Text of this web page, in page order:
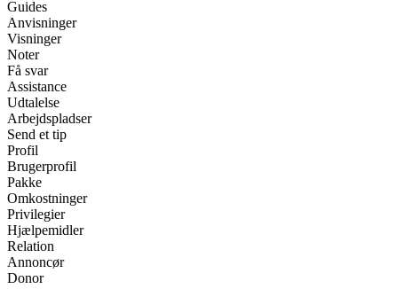
Guides
Anvisninger
Visninger
Noter
Få svar
Assistance
Udtalelse
Arbejdspladser
Send et tip
Profil
Brugerprofil
Pakke
Omkostninger
Privilegier
Hjælpemidler
Relation
Annoncør
Donor